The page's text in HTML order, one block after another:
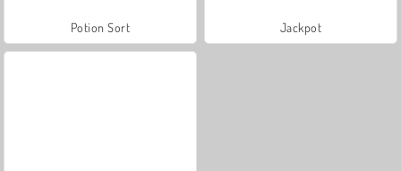
Potion Sort Jackpot